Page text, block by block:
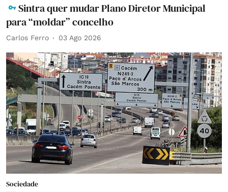
Sintra quer mudar Plano Diretor Municipal
para “moldar” concelho
Carlos Ferro 03 Ago 2026
Sociedade